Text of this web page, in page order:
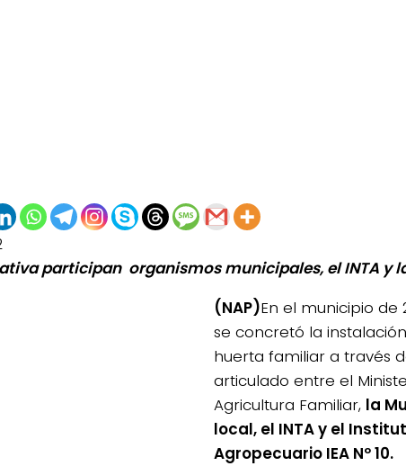
participan organismos municipales, el INTA y la
(NAP)En el municipio de
se concretó la
huerta familiar a través
articulado entre el
Agricultura Familiar, la
local, el INTA y el
Agropecuario IEA Nº 10.